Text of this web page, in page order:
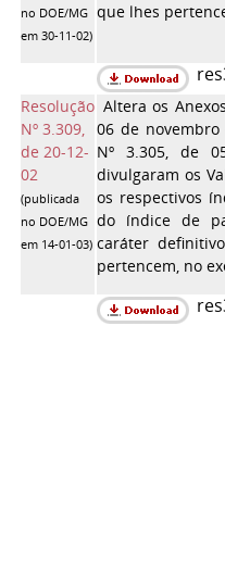
no DOE/MG
em 30-11-02)
que lhes
Resolução
Nº 3.309,
de 20-12-
02
(publicada
no DOE/MG
em 14-01-03)
Altera os
06 de novembro
Nº 3.305, de
divulgaram os
os respectivos
do índice de
caráter
pertencem, no